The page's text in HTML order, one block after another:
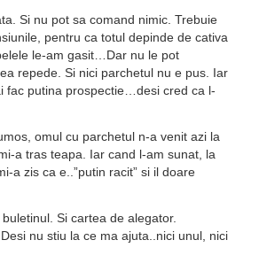
Si nu pot sa comand nimic. Trebuie
pentru ca totul depinde de cativa
le-am gasit…Dar nu le pot
repede. Si nici parchetul nu e pus. Iar
fac putina prospectie…desi cred ca l-
omul cu parchetul n-a venit azi la
a tras teapa. Iar cand l-am sunat, la
a zis ca e..”putin racit” si il doare
Si cartea de alegator.
nu stiu la ce ma ajuta..nici unul, nici